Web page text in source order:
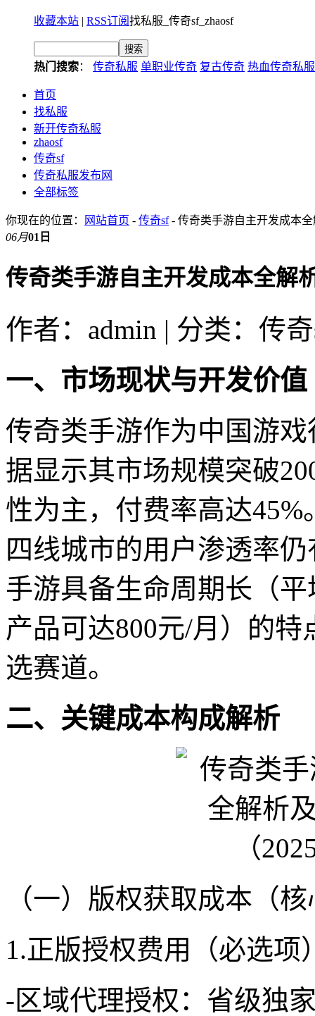
收藏本站 | RSS订阅找私服_传奇sf_zhaosf
热门搜索： 传奇私服 单职业传奇 复古传奇 热血传奇私服
首页
找私服
新开传奇私服
zhaosf
传奇sf
传奇私服发布网
全部标签
你现在的位置： 网站首页 - 传奇sf- 传奇类手游自主开发成本
06月01日
传奇类手游自主开发成本全解
作者：admin | 分类：传
一、市场现状与开发价值
传奇类手游作为中国游
据显示其市场规模突破
性为主，付费率高达
四线城市的用户渗透率
手游具备生命周期长（
产品可达800元/月）的
选赛道。
二、关键成本构成解析
（一）版权获取成本（
1.正版授权费用（必选项
-区域代理授权：省级独